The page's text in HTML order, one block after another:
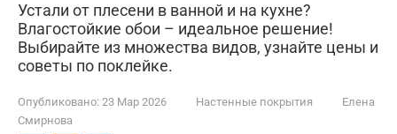
Устали от плесени в ванной и на кухне?
Влагостойкие обои – идеальное решение!
Выбирайте из множества видов, узнайте цены и
советы по поклейке.
Опубликовано: 23 Мар 2026 Настенные покрытия
Елена
Смирнова